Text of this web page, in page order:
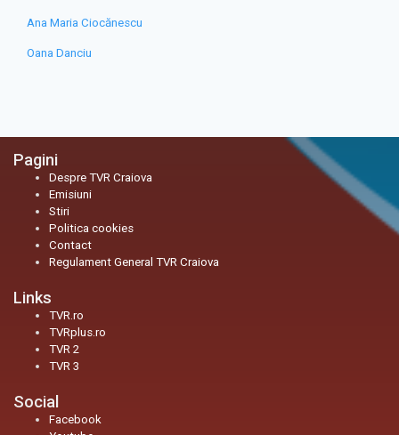
Ana Maria Ciocănescu
Oana Danciu
Pagini
Despre TVR Craiova
Emisiuni
Stiri
Politica cookies
Contact
Regulament General TVR Craiova
Links
TVR.ro
TVRplus.ro
TVR 2
TVR 3
Social
Facebook